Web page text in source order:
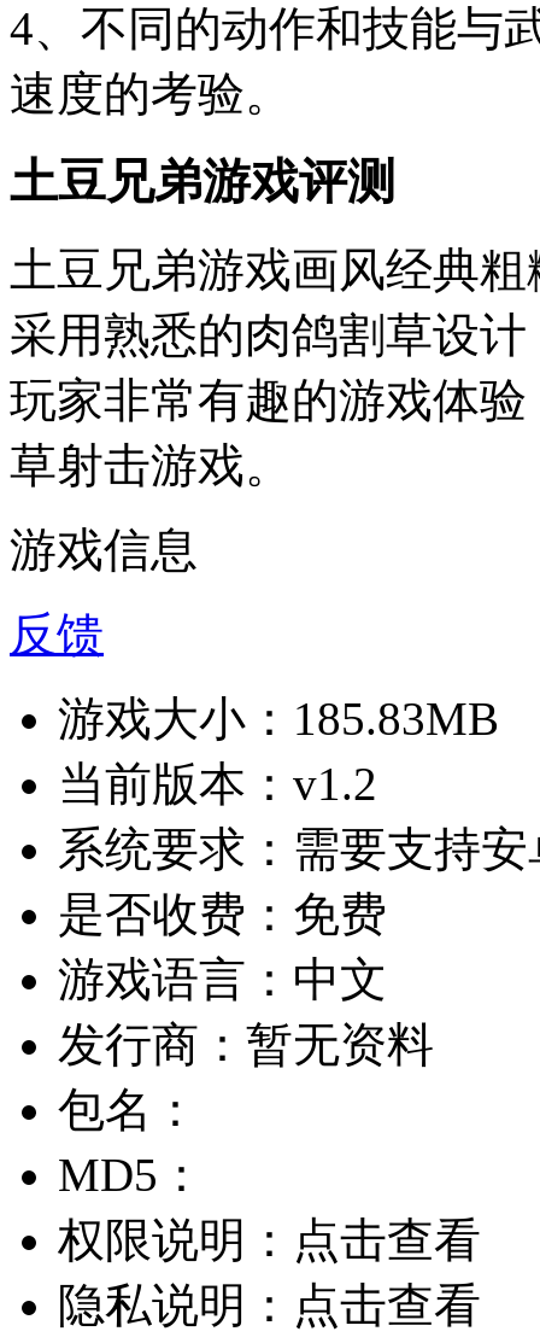
4、不同的动作和技能与
速度的考验。
土豆兄弟游戏评测
土豆兄弟游戏画风经典
采用熟悉的肉鸽割草设
玩家非常有趣的游戏体
草射击游戏。
游戏信息
反馈
游戏大小： 185.83MB
当前版本： v1.2
系统要求： 需要支持
是否收费： 免费
游戏语言： 中文
发行商： 暂无资料
包名：
MD5：
权限说明： 点击查看
隐私说明： 点击查看